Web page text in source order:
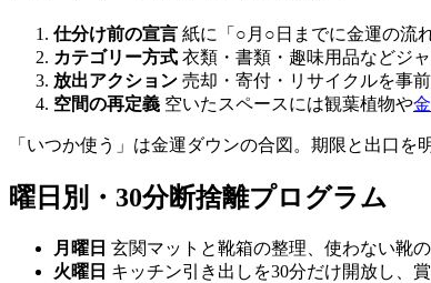
仕分け前の宣言 紙に「○月○日までに金運の流
カテゴリー方式 衣類・書類・趣味用品などジ
放出アクション 売却・寄付・リサイクルを事
空間の再定義 空いたスペースには観葉植物や
「いつか使う」は金運ダウンの合図。期限と出口を
曜日別・30分断捨離プログラム
月曜日 玄関マットと靴箱の整理、使わない靴の
火曜日 キッチン引き出しを30分だけ開放し、賞